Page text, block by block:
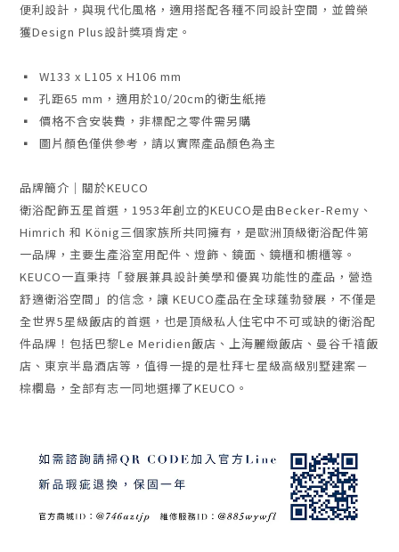
便利設計，與現代化風格，適用搭配各種不同設計空間，並曾榮
獲Design Plus設計獎項肯定。
▪ W133 x L105 x H106 mm
▪ 孔距65 mm，適用於10/20cm的衛生紙捲
▪ 價格不含安裝費，非標配之零件需另購
▪ 圖片顏色僅供參考，請以實際產品顏色為主
品牌簡介｜關於KEUCO
衛浴配飾五星首選，1953年創立的KEUCO是由Becker-Remy、
Himrich 和 König三個家族所共同擁有，是歐洲頂級衛浴配件第
一品牌，主要生產浴室用配件、燈飾、鏡面、鏡櫃和櫥櫃等。
KEUCO一直秉持「發展兼具設計美學和優異功能性的產品，營造
舒適衛浴空間」的信念，讓 KEUCO產品在全球蓬勃發展，不僅是
全世界5星級飯店的首選，也是頂級私人住宅中不可或缺的衛浴配
件品牌！包括巴黎Le Meridien飯店、上海麗緻飯店、曼谷千禧飯
店、東京半島酒店等，值得一提的是杜拜七星級高級別墅建案－
棕櫚島，全部有志一同地選擇了KEUCO。